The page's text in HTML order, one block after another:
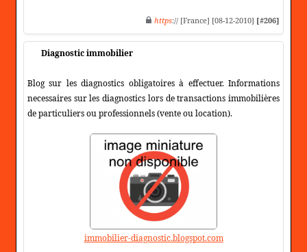
https:// [France] [08-12-2010] [#206]
Diagnostic immobilier
Blog sur les diagnostics obligatoires à effectuer. Informations
necessaires sur les diagnostics lors de transactions immobilières
de particuliers ou professionnels (vente ou location).
immobilier-diagnostic.blogspot.com